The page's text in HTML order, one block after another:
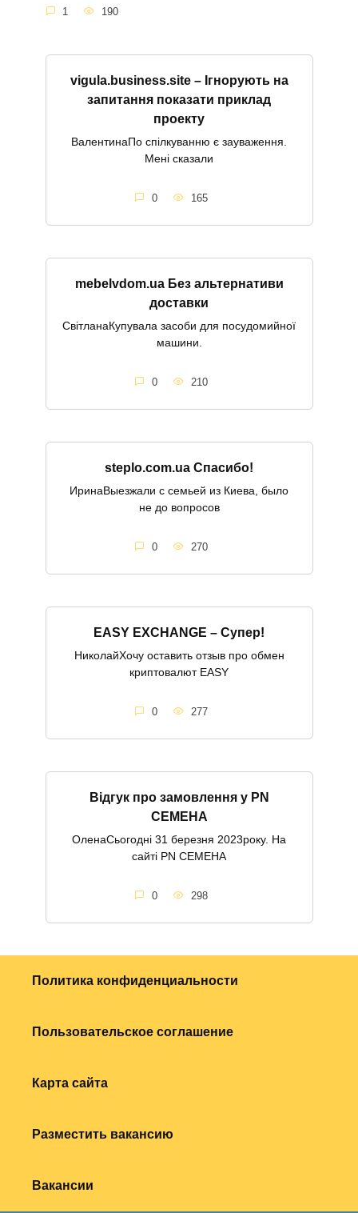
1 190
vigula.business.site – Ігнорують на
запитання показати приклад
проекту
ВалентинаПо спілкуванню є зауваження.
Мені сказали
0 165
mebelvdom.ua Без альтернативи
доставки
СвітланаКупувала засоби для посудомийної
машини.
0 210
steplo.com.ua Спасибо!
ИринаВыезжали с семьей из Киева, было
не до вопросов
0 270
EASY EXCHANGE – Супер!
НиколайХочу оставить отзыв про обмен
криптовалют EASY
0 277
Відгук про замовлення у PN
СЕМЕНА
ОленаСьогодні 31 березня 2023року. На
сайті PN СЕМЕНА
0 298
Политика конфиденциальности
Пользовательское соглашение
Карта сайта
Разместить вакансию
Вакансии